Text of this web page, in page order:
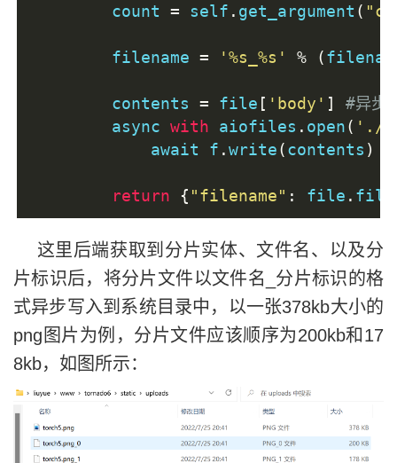
        count
= self . get_argument (
        filename
= '%s_%s' % (
        contents
= file [ 'body' ]
#异步
        async
with aiofiles . open( './
            await f
.write(contents )
return { "filename" : file .
这里后端获取到分片实体、文件名、以及分
片标识后，将分片文件以文件名_分片标识的格
式异步写入到系统目录中，以一张378kb大小的
png图片为例，分片文件应该顺序为200kb和17
8kb，如图所示：